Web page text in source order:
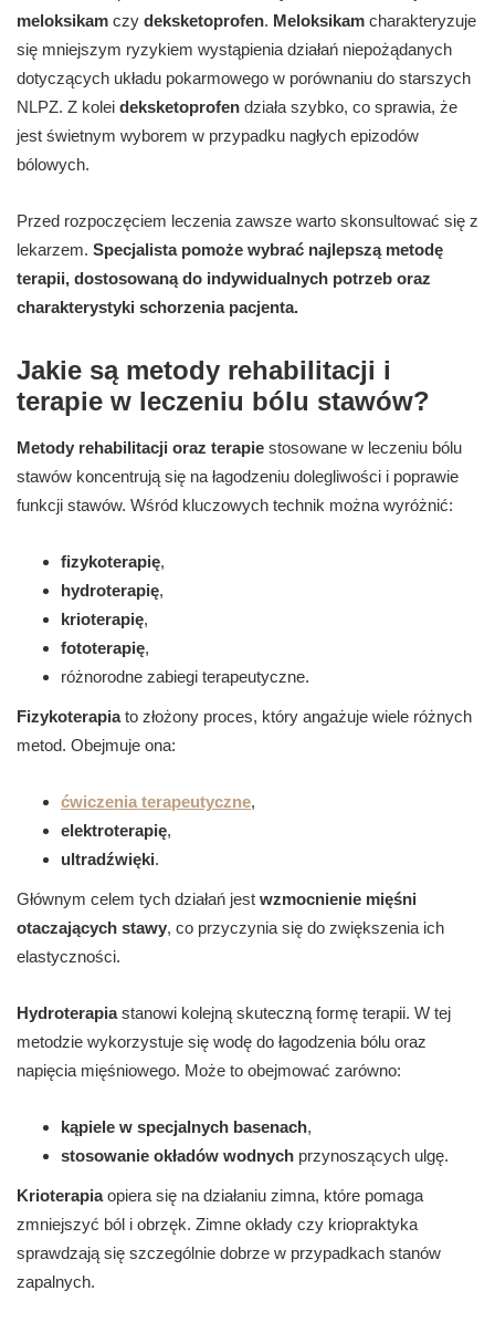
meloksikam czy deksketoprofen. Meloksikam charakteryzuje
się mniejszym ryzykiem wystąpienia działań niepożądanych
dotyczących układu pokarmowego w porównaniu do starszych
NLPZ. Z kolei deksketoprofen działa szybko, co sprawia, że
jest świetnym wyborem w przypadku nagłych epizodów
bólowych.
Przed rozpoczęciem leczenia zawsze warto skonsultować się z
lekarzem. Specjalista pomoże wybrać najlepszą metodę
terapii, dostosowaną do indywidualnych potrzeb oraz
charakterystyki schorzenia pacjenta.
Jakie są metody rehabilitacji i
terapie w leczeniu bólu stawów?
Metody rehabilitacji oraz terapie stosowane w leczeniu bólu
stawów koncentrują się na łagodzeniu dolegliwości i poprawie
funkcji stawów. Wśród kluczowych technik można wyróżnić:
fizykoterapię,
hydroterapię,
krioterapię,
fototerapię,
różnorodne zabiegi terapeutyczne.
Fizykoterapiato złożony proces, który angażuje wiele różnych
metod. Obejmuje ona:
ćwiczenia terapeutyczne,
elektroterapię,
ultradźwięki.
Głównym celem tych działań jest wzmocnienie mięśni
otaczających stawy, co przyczynia się do zwiększenia ich
elastyczności.
Hydroterapiastanowi kolejną skuteczną formę terapii. W tej
metodzie wykorzystuje się wodę do łagodzenia bólu oraz
napięcia mięśniowego. Może to obejmować zarówno:
kąpiele w specjalnych basenach,
stosowanie okładów wodnych przynoszących ulgę.
Krioterapiaopiera się na działaniu zimna, które pomaga
zmniejszyć ból i obrzęk. Zimne okłady czy kriopraktyka
sprawdzają się szczególnie dobrze w przypadkach stanów
zapalnych.